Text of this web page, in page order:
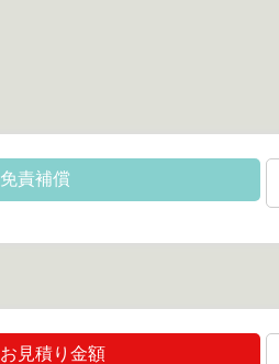
免責補償
お見積り金額